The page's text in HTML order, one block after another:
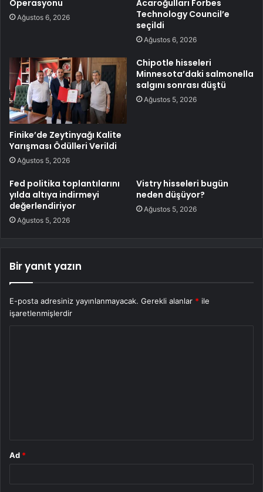
Operasyonu
Ağustos 6, 2026
Acaroğulları Forbes
Technology Council’e
seçildi
Ağustos 6, 2026
Finike’de Zeytinyağı Kalite
Yarışması Ödülleri Verildi
Ağustos 5, 2026
Chipotle hisseleri
Minnesota’daki salmonella
salgını sonrası düştü
Ağustos 5, 2026
Fed politika toplantılarını
yılda altıya indirmeyi
değerlendiriyor
Ağustos 5, 2026
Vistry hisseleri bugün
neden düşüyor?
Ağustos 5, 2026
Bir yanıt yazın
E-posta adresiniz yayınlanmayacak. Gerekli alanlar * ile
işaretlenmişlerdir
Ad *